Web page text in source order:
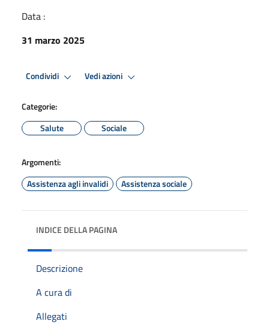
Data :
31 marzo 2025
Condividi Vedi azioni
Categorie:
Salute
Sociale
Argomenti:
Assistenza agli invalidi
Assistenza sociale
INDICE DELLA PAGINA
Descrizione
A cura di
Allegati